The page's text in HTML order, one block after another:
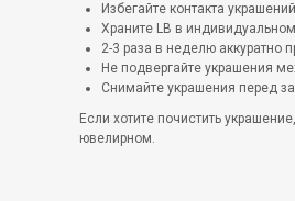
Избегайте контакта
Храните LB в
2-3 раза в неделю аккуратно
Не подвергайте украшения
Снимайте украшения перед
Если хотите почистить
ювелирном.